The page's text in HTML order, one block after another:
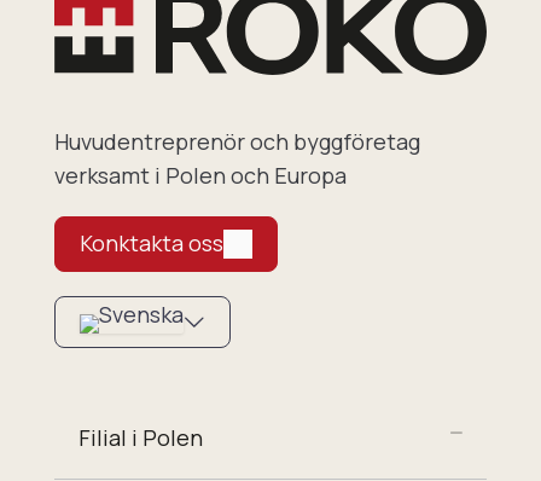
Huvudentreprenör och byggföretag
verksamt i Polen och Europa
Konktakta oss
Filial i Polen